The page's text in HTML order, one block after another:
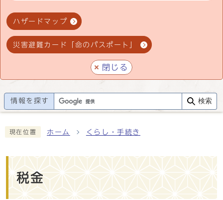
ハザードマップ
災害避難カード「命のパスポート」
閉じる
情報を探す 検索
現在位置 ホーム くらし・手続き
税金